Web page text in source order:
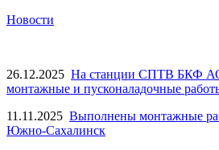
Новости
26.12.2025 На станции СПТВ БКФ АО
монтажные и пусконаладочные
11.11.2025 Выполнены монтажные
Южно-Сахалинск